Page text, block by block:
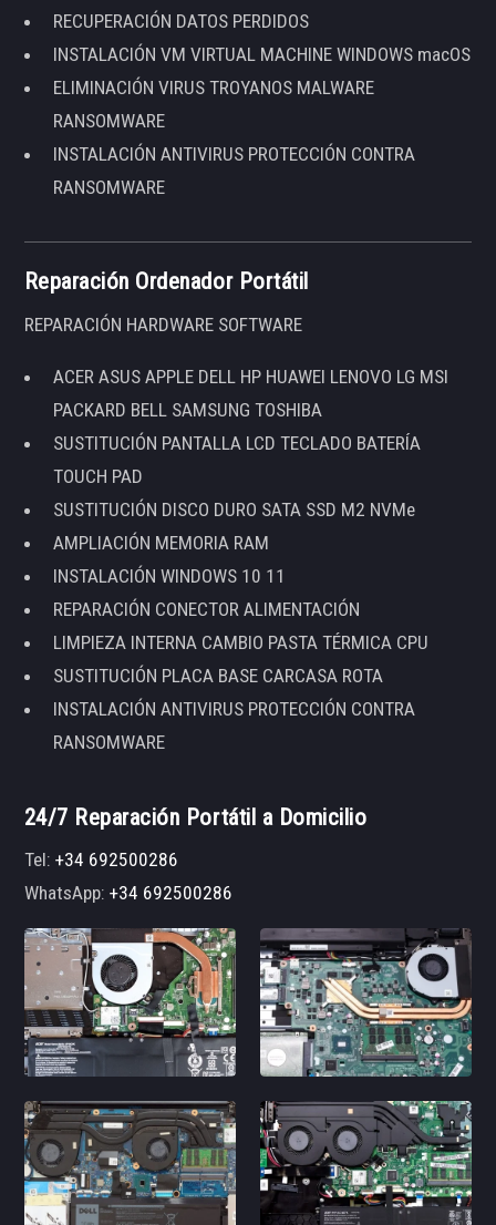
RECUPERACIÓN DATOS PERDIDOS
INSTALACIÓN VM VIRTUAL MACHINE WINDOWS macOS
ELIMINACIÓN VIRUS TROYANOS MALWARE
RANSOMWARE
INSTALACIÓN ANTIVIRUS PROTECCIÓN CONTRA
RANSOMWARE
Reparación Ordenador Portátil
REPARACIÓN HARDWARE SOFTWARE
ACER ASUS APPLE DELL HP HUAWEI LENOVO LG MSI
PACKARD BELL SAMSUNG TOSHIBA
SUSTITUCIÓN PANTALLA LCD TECLADO BATERÍA
TOUCH PAD
SUSTITUCIÓN DISCO DURO SATA SSD M2 NVMe
AMPLIACIÓN MEMORIA RAM
INSTALACIÓN WINDOWS 10 11
REPARACIÓN CONECTOR ALIMENTACIÓN
LIMPIEZA INTERNA CAMBIO PASTA TÉRMICA CPU
SUSTITUCIÓN PLACA BASE CARCASA ROTA
INSTALACIÓN ANTIVIRUS PROTECCIÓN CONTRA
RANSOMWARE
24/7 Reparación Portátil a Domicilio
Tel:+34 692500286
WhatsApp:+34 692500286